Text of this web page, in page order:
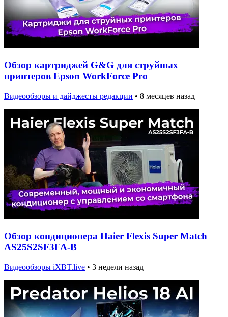
Обзор картриджей G&G для струйных
принтеров Epson WorkForce Pro
Видеообзоры и дайджесты редакции • 8 месяцев назад
Обзор кондиционера Haier Flexis Super Match
AS25S2SF3FA-B
Видеообзоры iXBT.live • 3 недели назад